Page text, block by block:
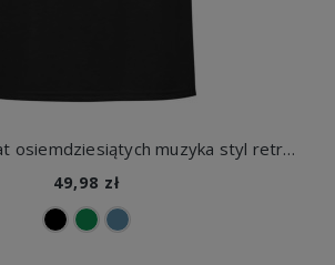
Totalny klimat lat osiemdziesiątych muzyka styl retro lata 80 Męska koszulka
49,98 zł